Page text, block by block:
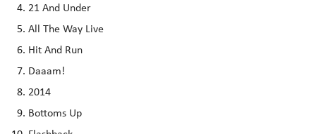
21 And Under
All The Way Live
Hit And Run
Daaam!
2014
Bottoms Up